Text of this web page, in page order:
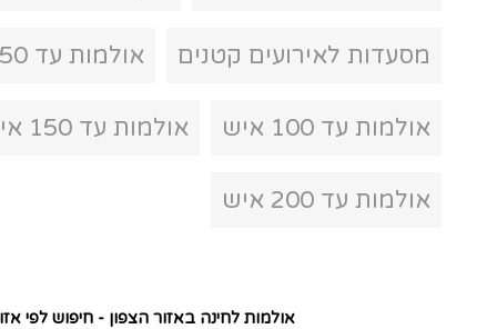
קטנים אולמות עד 50 איש
אולמות עד 150 איש
לחינה באזור הצפון - חיפוש לפי אזור